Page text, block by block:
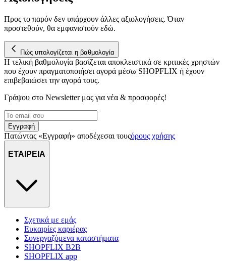
διεύθυνση IP σας, χρησιμοποιώντας τεχνολογία όπως cookies
για να αποθηκεύουμε και να έχουμε πρόσβαση σε πληροφορίες
στη συσκευή σας, με σκοπό την προβολή εξατομικευμένων
διαφημίσεις και περιεχόμενο, την καλύτερη εικόνα του κοινού
μας και την ανάπτυξη προϊόντων. Επίσης, κοινοποιούμε
πληροφορίες σχετικά με την από μέρους σας χρήση της
τοποθεσίας μας στους συνεργάτες μέσων κοινωνικής
δικτύωσης, διαφημίσεων και ανάλυσης.
Προς το παρόν δεν υπάρχουν άλλες αξιολογήσεις. Όταν
προστεθούν, θα εμφανιστούν εδώ.
Πώς υπολογίζεται η βαθμολογία
Η τελική βαθμολογία βασίζεται αποκλειστικά σε κριτικές χρηστών
που έχουν πραγματοποιήσει αγορά μέσω SHOPFLIX ή έχουν
επιβεβαιώσει την αγορά τους.
Γράψου στο Νewsletter μας για νέα & προσφορές!
Εγγραφή
Πατώντας «Εγγραφή» αποδέχεσαι τουςόρους χρήσης
ΕΤΑΙΡΕΙΑ
Σχετικά με εμάς
Ευκαιρίες καριέρας
Συνεργαζόμενα καταστήματα
SHOPFLIX B2B
SHOPFLIX app